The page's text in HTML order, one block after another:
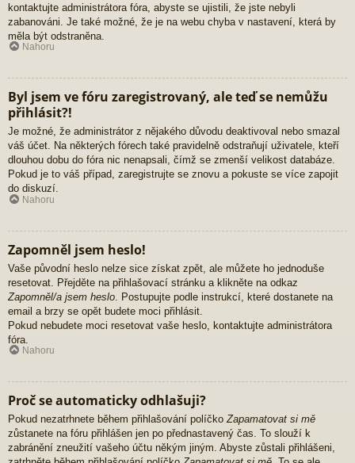
kontaktujte administrátora fóra, abyste se ujistili, že jste nebyli
zabanováni. Je také možné, že je na webu chyba v nastavení, která by
měla být odstraněna.
Nahoru
Byl jsem ve fóru zaregistrovaný, ale teď se nemůžu
přihlásit?!
Je možné, že administrátor z nějakého důvodu deaktivoval nebo smazal
váš účet. Na některých fórech také pravidelně odstraňují uživatele, kteří
dlouhou dobu do fóra nic nenapsali, čímž se zmenší velikost databáze.
Pokud je to váš případ, zaregistrujte se znovu a pokuste se více zapojit
do diskuzí.
Nahoru
Zapomněl jsem heslo!
Vaše původní heslo nelze sice získat zpět, ale můžete ho jednoduše
resetovat. Přejděte na přihlašovací stránku a klikněte na odkaz
Zapomněl/a jsem heslo . Postupujte podle instrukcí, které dostanete na
email a brzy se opět budete moci přihlásit.
Pokud nebudete moci resetovat vaše heslo, kontaktujte administrátora
fóra.
Nahoru
Proč se automaticky odhlašuji?
Pokud nezatrhnete během přihlašování políčkoZapamatovat si mě
zůstanete na fóru přihlášen jen po přednastavený čas. To slouží k
zabránění zneužití vašeho účtu někým jiným. Abyste zůstali přihlášeni,